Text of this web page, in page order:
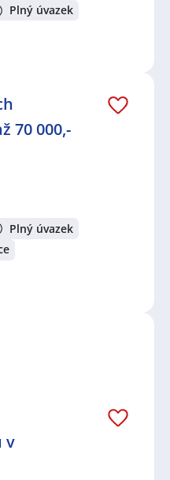
Plný úvazek
70 000,-
Plný úvazek
v